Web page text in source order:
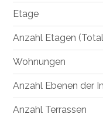
Etage
Anzahl Etagen
Wohnungen
Anzahl Ebenen der
Anzahl Terrassen